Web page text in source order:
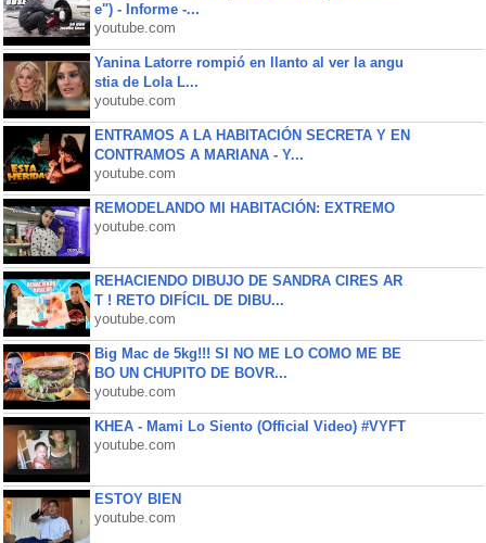
e") - Informe -...
youtube.com
Yanina Latorre rompió en llanto al ver la angu
stia de Lola L...
youtube.com
ENTRAMOS A LA HABITACIÓN SECRETA Y EN
CONTRAMOS A MARIANA - Y...
youtube.com
REMODELANDO MI HABITACIÓN: EXTREMO
youtube.com
REHACIENDO DIBUJO DE SANDRA CIRES AR
T ! RETO DIFÍCIL DE DIBU...
youtube.com
Big Mac de 5kg!!! SI NO ME LO COMO ME BE
BO UN CHUPITO DE BOVR...
youtube.com
KHEA - Mami Lo Siento (Official Video) #VYFT
youtube.com
ESTOY BIEN
youtube.com